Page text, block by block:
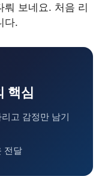
뤄 보네요. 처음 리
다.
핵심
고 감정만 남기
전달